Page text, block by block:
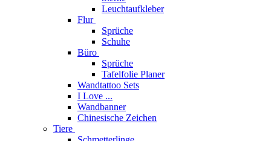
Leuchtaufkleber
Flur
Sprüche
Schuhe
Büro
Sprüche
Tafelfolie Planer
Wandtattoo Sets
I Love ...
Wandbanner
Chinesische Zeichen
Tiere